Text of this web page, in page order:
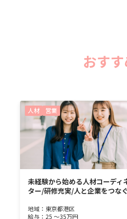
おす
人材 営業
未経験から始める人材コーディ
ター/研修充実/人と企業をつな
地域： 東京都港区
給与： 25 ～35万円